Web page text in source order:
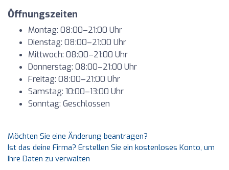
Öffnungszeiten
Montag: 08:00–21:00 Uhr
Dienstag: 08:00–21:00 Uhr
Mittwoch: 08:00–21:00 Uhr
Donnerstag: 08:00–21:00 Uhr
Freitag: 08:00–21:00 Uhr
Samstag: 10:00–13:00 Uhr
Sonntag: Geschlossen
Möchten Sie eine Änderung beantragen?
Ist das deine Firma? Erstellen Sie ein kostenloses Konto, um
Ihre Daten zu verwalten